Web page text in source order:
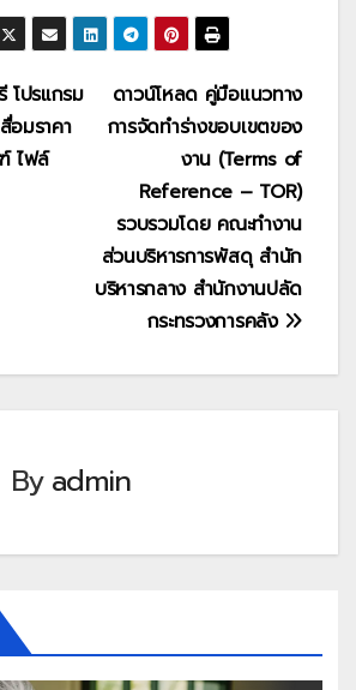
ดาวน์โหลด คู่มือแนวทาง
การจัดทำร่างขอบเขตของ
งาน (Terms of
Reference – TOR)
รวบรวมโดย คณะทำงาน
ส่วนบริหารการพัสดุ สำนัก
บริหารกลาง สำนักงานปลัด
กระทรวงการคลัง
โปรแกรม
อมราคา
ไฟล์
Byadmin